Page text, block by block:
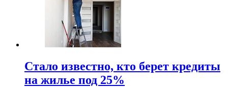
Стало известно, кто берет кредиты
на жилье под 25%